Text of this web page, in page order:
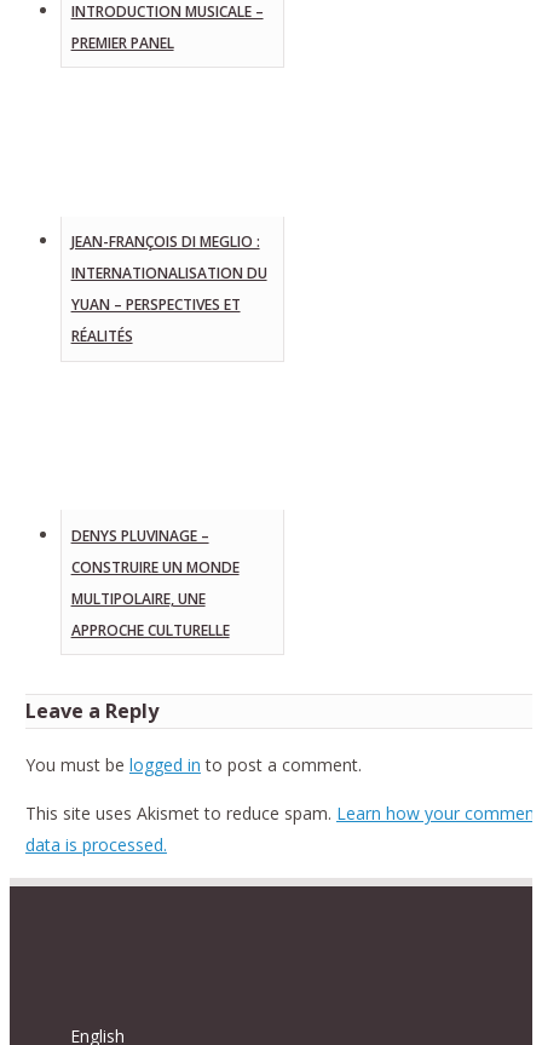
INTRODUCTION MUSICALE –
PREMIER PANEL
JEAN-FRANÇOIS DI MEGLIO :
INTERNATIONALISATION DU
YUAN – PERSPECTIVES ET
RÉALITÉS
DENYS PLUVINAGE –
CONSTRUIRE UN MONDE
MULTIPOLAIRE, UNE
APPROCHE CULTURELLE
Leave a Reply
You must be logged in to post a comment.
This site uses Akismet to reduce spam. Learn how your comment
data is processed.
English